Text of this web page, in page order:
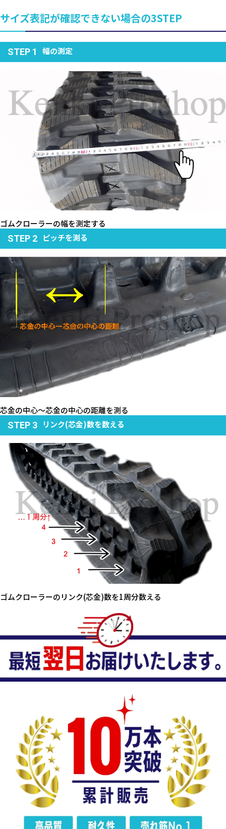
サイズ表記が確認できない場合の3STEP
STEP 1 幅の測定
ゴムクローラーの幅を測定する
STEP 2 ピッチを測る
芯金の中心～芯金の中心の距離を測る
STEP 3
リンク(芯金)数を数える
ゴムクローラーのリンク(芯金)数を1周分数える